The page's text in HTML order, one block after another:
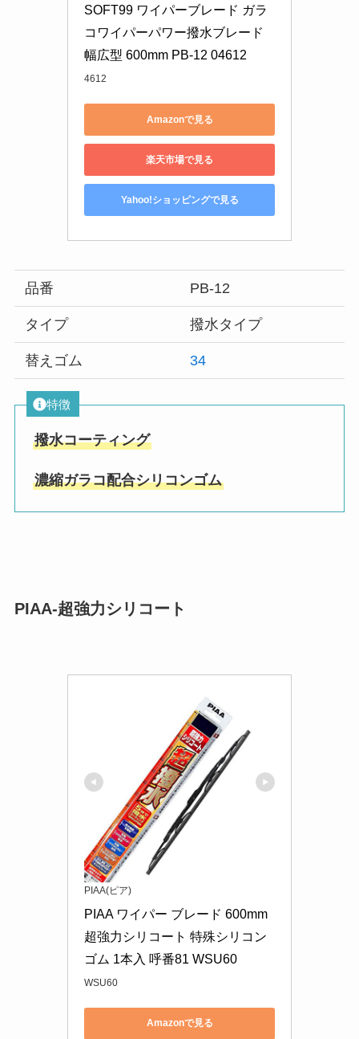
SOFT99 ワイパーブレード ガラ
コワイパーパワー撥水ブレード
幅広型 600mm PB-12 04612
4612
Amazonで見る
楽天市場で見る
Yahoo!ショッピングで見る
品番 PB-12
タイプ 撥水タイプ
替えゴム 34
特徴
撥水コーティング
濃縮ガラコ配合シリコンゴム
PIAA-超強力シリコート
PIAA(ピア)
PIAA ワイパー ブレード 600mm
超強力シリコート 特殊シリコン
ゴム 1本入 呼番81 WSU60
WSU60
Amazonで見る